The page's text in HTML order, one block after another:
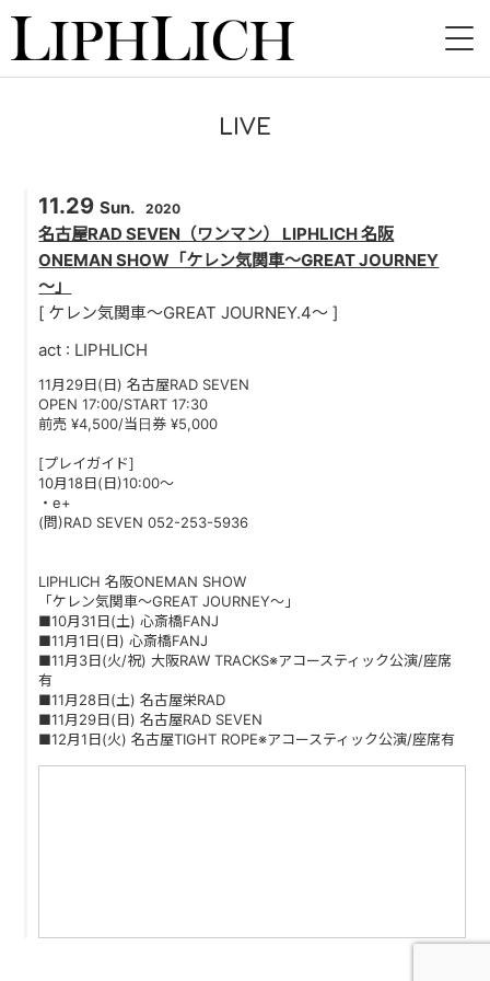
LIVE
INSTORE
BAND
VIDEO
DISCOGRAPHY
BLOG
PAST LIVE
CONTACT
MESSAGE
LIVE
11.29 Sun. 2020
名古屋RAD SEVEN（ワンマン） LIPHLICH 名阪
ONEMAN SHOW「ケレン気関車～GREAT JOURNEY
～」
[ ケレン気関車～GREAT JOURNEY.4～ ]
act : LIPHLICH
11月29日(日) 名古屋RAD SEVEN
OPEN 17:00/START 17:30
前売 ¥4,500/当日券 ¥5,000
[プレイガイド]
10月18日(日)10:00～
・e+
(問)RAD SEVEN 052-253-5936
LIPHLICH 名阪ONEMAN SHOW
「ケレン気関車～GREAT JOURNEY～」
■10月31日(土) 心斎橋FANJ
■11月1日(日) 心斎橋FANJ
■11月3日(火/祝) 大阪RAW TRACKS※アコースティック公演/座席
有
■11月28日(土) 名古屋栄RAD
■11月29日(日) 名古屋RAD SEVEN
■12月1日(火) 名古屋TIGHT ROPE※アコースティック公演/座席有